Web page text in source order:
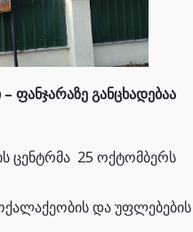
განცხადებაა
ცენტრმა 25 ოქტომბერს
და